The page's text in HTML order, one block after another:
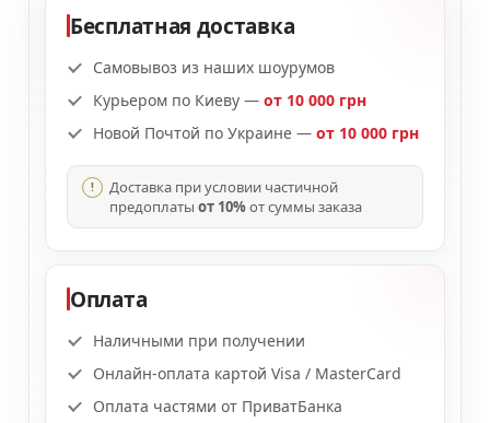
Бесплатная доставка
Самовывоз из наших шоурумов
Курьером по Киеву — от 10 000 грн
Новой Почтой по Украине — от 10 000 грн
Доставка при условии частичной
предоплаты от 10%от суммы заказа
Оплата
Наличными при получении
Онлайн-оплата картой Visa / MasterCard
Оплата частями от ПриватБанка